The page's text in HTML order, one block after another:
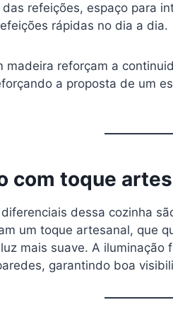
refeições, espaço para
rápidas no dia a dia.
madeira reforçam a
a proposta de um
com toque
dessa cozinha
um toque artesanal, que
mais suave. A
garantindo boa